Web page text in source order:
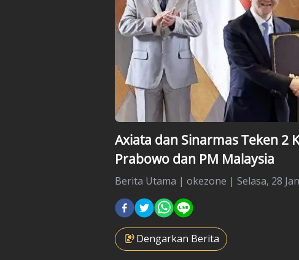
Axiata dan Sinarmas Teken 2
Prabowo dan PM Malaysia
Berita Utama | okezone | Selasa, 28
Dengarkan Berita